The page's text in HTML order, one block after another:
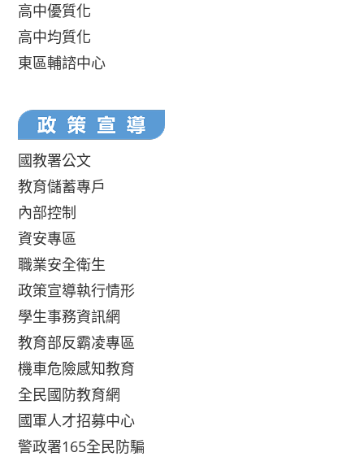
高中優質化
高中均質化
東區輔諮中心
國教署公文
教育儲蓄專戶
內部控制
資安專區
職業安全衛生
政策宣導執行情形
學生事務資訊網
教育部反霸凌專區
機車危險感知教育
全民國防教育網
國軍人才招募中心
警政署165全民防騙